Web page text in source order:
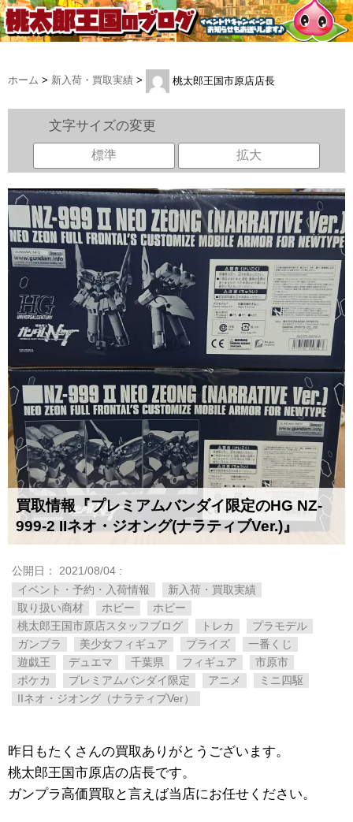
ホーム > 新入荷・買取実績 > 桃太郎王国市原店店長
文字サイズの変更
標準 拡大
買取情報『プレミアムバンダイ限定のHG ​NZ-
999-2 ​IIネオ・ジオング(ナラティブVer.)』
公開日： 2021/08/04 :
イベント・予約・入荷情報
新入荷・買取実績
取り扱い商材
ホビー
ホビー
桃太郎王国市原店スタッフブログ
トレカ
プラモデル
ガンプラ
美少女フィギュア プライズ
一番くじ
遊戯王
デュエマ 千葉県 フィギュア
市原市
ポケカ
プレミアムバンダイ限定 アニメ
ミニ四駆
IIネオ・ジオング（ナラティブVer）
昨日もたくさんの買取ありがとうございます。
桃太郎王国市原店の店長です。
ガンプラ高価買取と言えば当店にお任せください。